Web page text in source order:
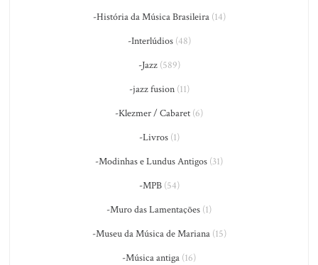
-História da Música Brasileira(14)
-Interlúdios(48)
-Jazz(589)
-jazz fusion(11)
-Klezmer / Cabaret (6)
-Livros(1)
-Modinhas e Lundus Antigos (31)
-MPB(54)
-Muro das Lamentações (1)
-Museu da Música de Mariana(15)
-Música antiga (16)